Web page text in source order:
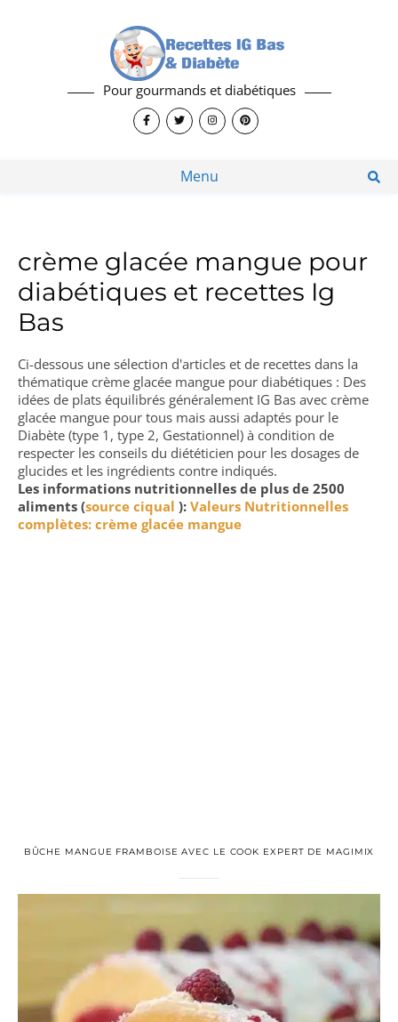
Pour gourmands et diabétiques
Menu
crème glacée mangue pour
diabétiques et recettes Ig
Bas
Ci-dessous une sélection d'articles et de recettes dans la
thématique crème glacée mangue pour diabétiques : Des
idées de plats équilibrés généralement IG Bas avec crème
glacée mangue pour tous mais aussi adaptés pour le
Diabète (type 1, type 2, Gestationnel) à condition de
respecter les conseils du diététicien pour les dosages de
glucides et les ingrédients contre indiqués.
Les informations nutritionnelles de plus de 2500
aliments (source ciqual ): Valeurs Nutritionnelles
complètes: crème glacée mangue
BÛCHE MANGUE FRAMBOISE AVEC LE COOK EXPERT DE MAGIMIX